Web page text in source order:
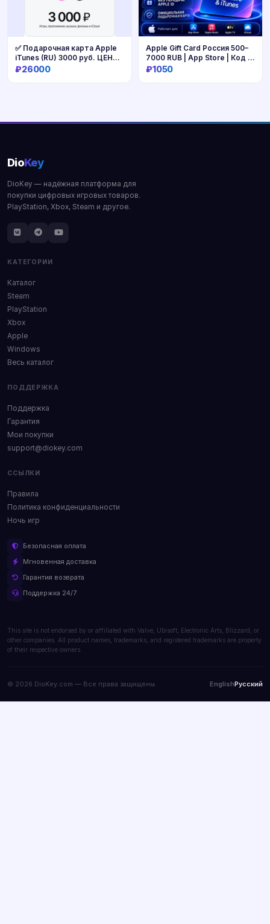
✅ Подарочная карта Apple
iTunes (RU) 3000 руб. ЦЕНА
🔥
₽26000
Apple Gift Card Россия 500–
7000 RUB | App Store | Код |
Автовыдача 24/7
₽1050
DioKey
DioKey — надёжная платформа для
покупки цифровых игровых товаров.
PlayStation, Xbox, Steam и другое.
КАТЕГОРИИ
Каталог
Steam
PlayStation
Xbox
Apple
Windows
Весь каталог
ПОДДЕРЖКА
Поддержка
Гарантия
Мои покупки
support@diokey.com
ССЫЛКИ
Правила
Политика конфиденциальности
Ночь игр
Безопасная оплата
Мгновенная доставка
Гарантия возврата
Поддержка 24/7
This site is not endorsed by or affiliated with Valve, Ubisoft, Electronic Arts, Blizzard, or
other companies. All product names, trademarks, and registered trademarks are property
of their respective owners.
© 2026 DioKey.com — Все права защищены. EnglishРусский